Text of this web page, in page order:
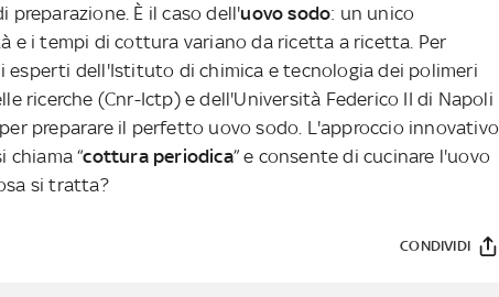
preparazione. È il caso dell'uovo sodo: un unico
e i tempi di cottura variano da ricetta a ricetta. Per
esperti dell'Istituto di chimica e tecnologia dei polimeri
ricerche (Cnr-Ictp) e dell'Università Federico II di Napoli
preparare il perfetto uovo sodo. L'approccio innovativo
“cottura periodica” e consente di cucinare l'uovo
si tratta?
CONDIVIDI